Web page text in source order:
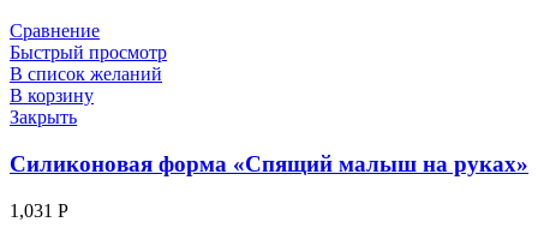
Сравнение
Быстрый просмотр
В список желаний
В корзину
Закрыть
Силиконовая форма «Спящий малыш на руках»
1,031 Р